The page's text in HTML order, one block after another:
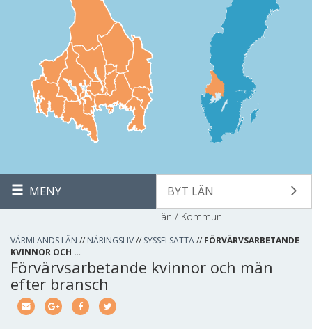
MENY BYT LÄN
Län / Kommun
VÄRMLANDS LÄN // NÄRINGSLIV// SYSSELSATTA// FÖRVÄRVSARBETANDE
KVINNOR OCH …
Förvärvsarbetande kvinnor och män
efter bransch